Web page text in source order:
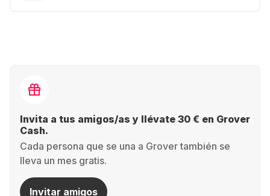
Invita a tus amigos/as y llévate 30 € en Grover
Cash.
Cada persona que se una a Grover también se
lleva un mes gratis.
Invitar amigos